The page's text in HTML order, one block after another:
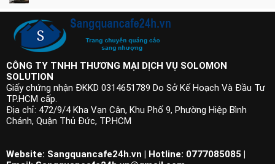
CÔNG TY TNHH THƯƠNG MẠI DỊCH VỤ SOLOMON
SOLUTION
Giấy chứng nhận ĐKKD 0314651789 Do Sở Kế Hoạch Và Đầu Tư
TP.HCM cấp.
Địa chỉ: 472/9/4 Kha Vạn Cân, Khu Phố 9, Phường Hiệp Bình
Chánh, Quận Thủ Đức, TP.HCM
Website: Sangquancafe24h.vn | Hotline: 0777085085 |